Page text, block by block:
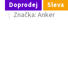
Doprodej Sleva
Značka: Anker